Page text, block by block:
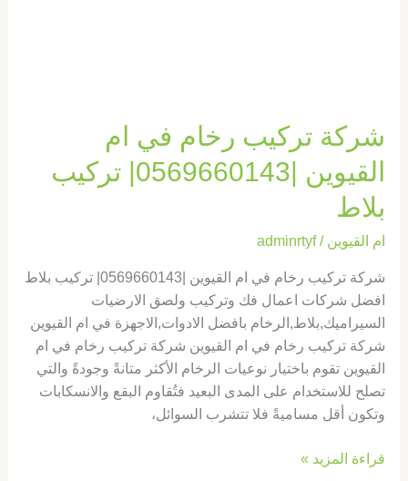
شركة تركيب رخام في ام
القيوين |0569660143| تركيب
بلاط
ام القيوين /
adminrtyf
شركة تركيب رخام في ام القيوين |0569660143| تركيب بلاط
افضل شركات اعمال فك وتركيب ولصق الارضيات
السيراميك,بلاط,الرخام بافضل الادوات,الاجهزة في ام القيوين
شركة تركيب رخام في ام القيوين شركة تركيب رخام في ام
القيوين تقوم باختيار نوعيات الرخام الأكثر متانةً وجودةً والتي
تصلح للاستخدام على المدى البعيد فتُقاوم البقع والانسكابات
وتكون أقل مساميةً فلا تتشرب السوائل،
قراءة المزيد »